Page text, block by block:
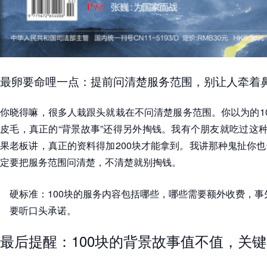
最卵要命哩一点：提前问清楚服务范围，别让人牵着
你晓得嘛，很多人栽跟头就栽在不问清楚服务范围。你以为的
皮毛，真正的“背景故事”还得另外掏钱。我有个朋友就吃过这
果老板讲，真正的资料得加200块才能拿到。我讲那种鬼扯你
定要把服务范围问清楚，不清楚就别掏钱。
硬标准：100块的服务内容包括哪些，哪些需要额外收费，
要听口头承诺。
最后提醒：100块的背景故事值不值，关